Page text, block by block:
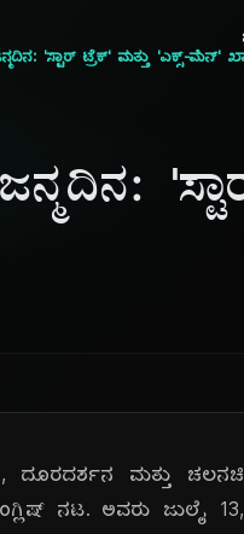
'ಸ್ಟಾರ್ ಟ್ರೆಕ್' ಮತ್ತು 'ಎಕ್ಸ್-ಮೆನ್'
ಮತ್ತು
ನಟ. ಅವರು ಜುಲೈ